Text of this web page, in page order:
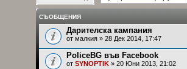
СЪОБЩЕНИЯ
Дарителска кампания
от малкия » 28 Дек 2014, 17:47
PoliceBG във Facebook
от SYNOPTIK » 20 Юни 2013, 21:02